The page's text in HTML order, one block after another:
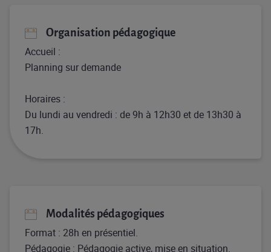
Organisation pédagogique
Accueil :
Planning sur demande​
Horaires : ​
Du lundi au vendredi : de 9h à 12h30 et de 13h30 à
17h.
Modalités pédagogiques
Format : 28h en présentiel.
Pédagogie : Pédagogie active, mise en situation​.